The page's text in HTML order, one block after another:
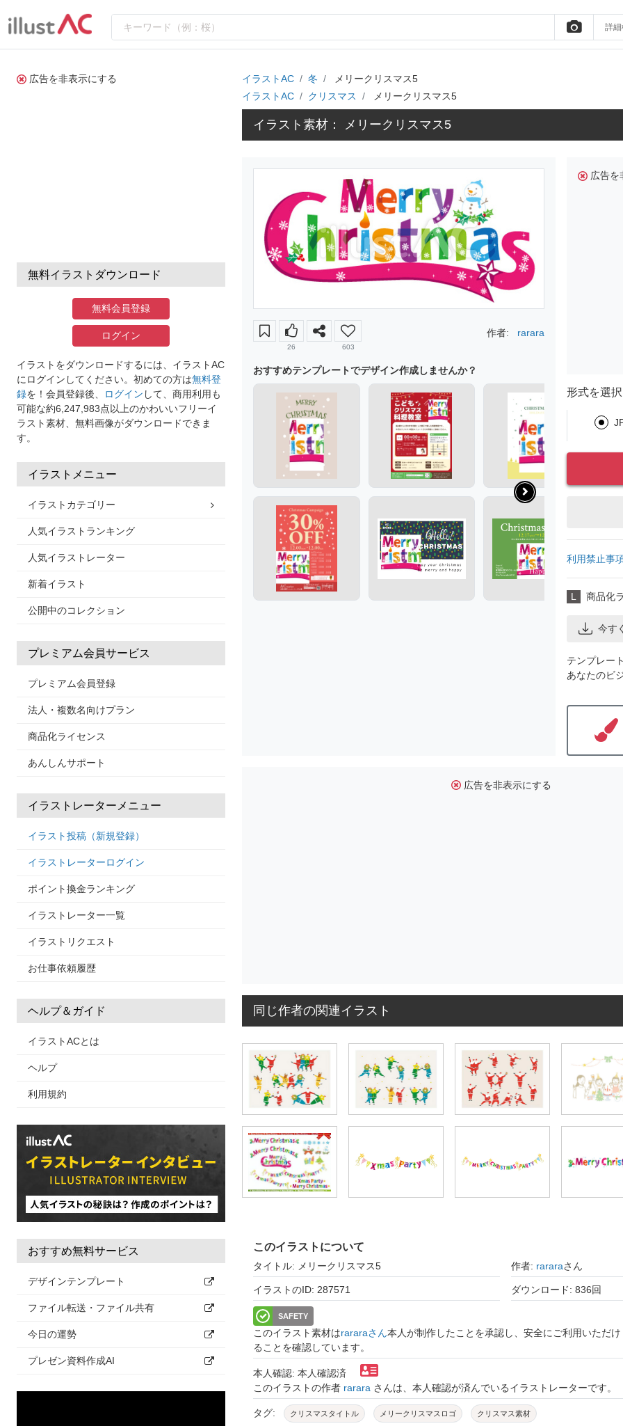
詳細
広告を非表示にする
無料イラストダウンロード
無料会員登録
ログイン
イラストをダウンロードするには、イラストAC
にログインしてください。初めての方は無料登
録を！会員登録後、 ログイン して、商用利用も
可能な約6,247,983点以上のかわいいフリーイ
ラスト素材、無料画像がダウンロードできま
す。
イラストメニュー
イラストカテゴリー
人気イラストランキング
人気イラストレーター
新着イラスト
公開中のコレクション
プレミアム会員サービス
プレミアム会員登録
法人・複数名向けプラン
商品化ライセンス
あんしんサポート
イラストレーターメニュー
イラスト投稿（新規登録）
イラストレーターログイン
ポイント換金ランキング
イラストレーター一覧
イラストリクエスト
お仕事依頼履歴
ヘルプ＆ガイド
イラストACとは
ヘルプ
利用規約
おすすめ無料サービス
デザインテンプレート
ファイル転送・ファイル共有
今日の運勢
プレゼン資料作成AI
イラストAC 冬
メリークリスマス5
イラストAC
クリスマス メリークリスマス5
イラスト素材： メリークリスマス5
26 603
作者: rarara
おすすめテンプレートでデザイン作成しませんか？
広告を
形式を選
利用禁止事
L 商品化
今す
テンプレー
あなたのビ
広告を非表示にする
同じ作者の関連イラスト
このイラストについて
タイトル: メリークリスマス5 作者: rararaさん
イラストのID: 287571 ダウンロード: 836回
SAFETY
このイラスト素材はrararaさん本人が制作したことを承認し、安全にご利用いただけ
ることを確認しています。
本人確認: 本人確認済
このイラストの作者 rarara さんは、本人確認が済んでいるイラストレーターです。
タグ: クリスマスタイトル メリークリスマスロゴ クリスマス素材